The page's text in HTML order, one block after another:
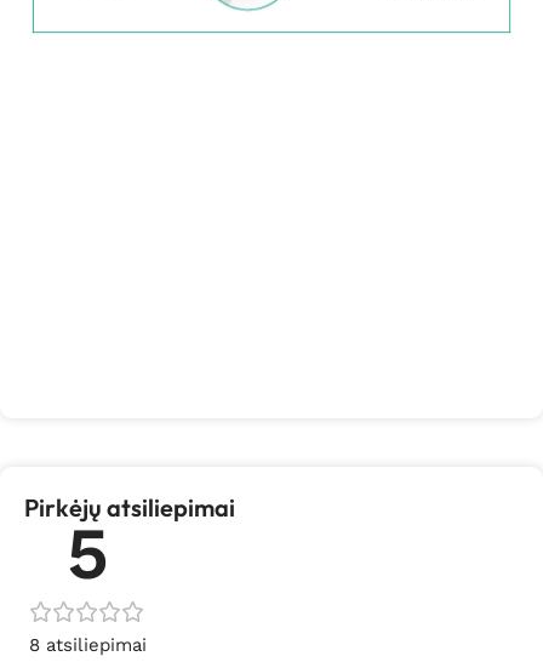
Pirkėjų atsiliepimai
5
8 atsiliepimai